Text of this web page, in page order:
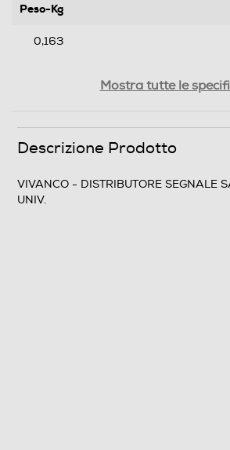
Peso-Kg
0,163
Informazioni sulla sicurezza del prodotto
Mostra tutte le
Descrizione Prodotto
VIVANCO - DISTRIBUTORE SEGNALE
UNIV.